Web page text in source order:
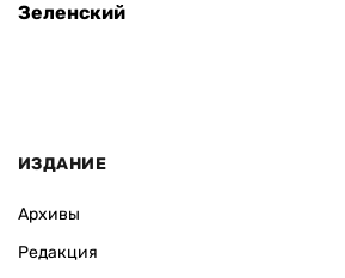
Зеленский
ИЗДАНИЕ
Архивы
Редакция